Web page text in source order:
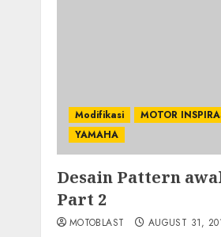
Modifikasi MOTOR
YAMAHA
Desain Pattern
Part 2
MOTOBLAST AUGUST 31,